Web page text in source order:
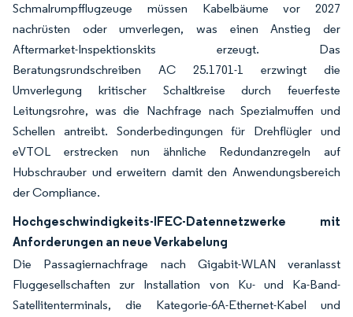
Schmalrumpfflugzeuge müssen Kabelbäume vor 2027
nachrüsten oder umverlegen, was einen Anstieg der
Aftermarket-Inspektionskits erzeugt. Das
Beratungsrundschreiben AC 25.1701-1 erzwingt die
Umverlegung kritischer Schaltkreise durch feuerfeste
Leitungsrohre, was die Nachfrage nach Spezialmuffen und
Schellen antreibt. Sonderbedingungen für Drehflügler und
eVTOL erstrecken nun ähnliche Redundanzregeln auf
Hubschrauber und erweitern damit den Anwendungsbereich
der Compliance.
Hochgeschwindigkeits-IFEC-Datennetzwerke mit
Anforderungen an neue Verkabelung
Die Passagiernachfrage nach Gigabit-WLAN veranlasst
Fluggesellschaften zur Installation von Ku- und Ka-Band-
Satellitenterminals, die Kategorie-6A-Ethernet-Kabel und